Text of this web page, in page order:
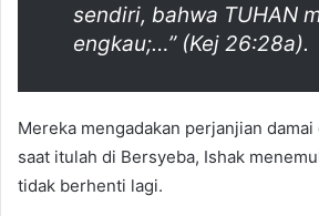
sendiri, bahwa TUHAN
engkau;…” (Kej 26:28a).
Mereka mengadakan perjanjian damai
saat itulah di Bersyeba, Ishak
tidak berhenti lagi.